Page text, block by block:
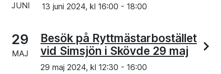
JUNI 13 juni 2024, kl 16:00 - 18:00
29
MAJ
Besök på Ryttmästarbostället
vid Simsjön i Skövde 29 maj
29 maj 2024, kl 12:30 - 16:00